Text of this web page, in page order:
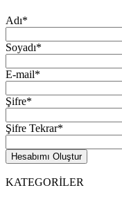
Adı*
Soyadı*
E-mail*
Şifre*
Şifre Tekrar*
Hesabımı Oluştur
KATEGORİLER